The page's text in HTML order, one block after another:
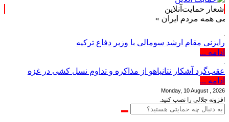
شعار حمایت‌آنلاین
ایران »
رایزنی مقام ارشد سومالی با وزیر دفاع ترکیه
ادامه ...
عقب‌گرد آشکار نتانیاهو از مذاکره و تداوم نسل کشی در غزه
ادامه ...
Monday, 10 August , 2026
افزونه جلالی را نصب کنید.